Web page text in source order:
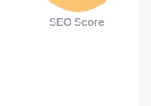
SEO Score